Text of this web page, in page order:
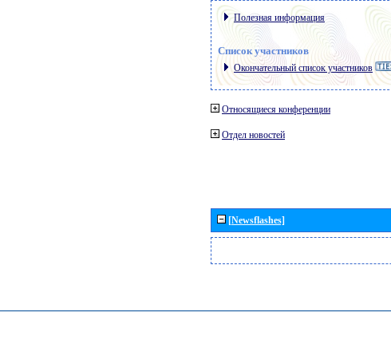
Полезная информация
Список участников
Окончательный список участников
Относящиеся конференции
Отдел новостей
[Newsflashes]